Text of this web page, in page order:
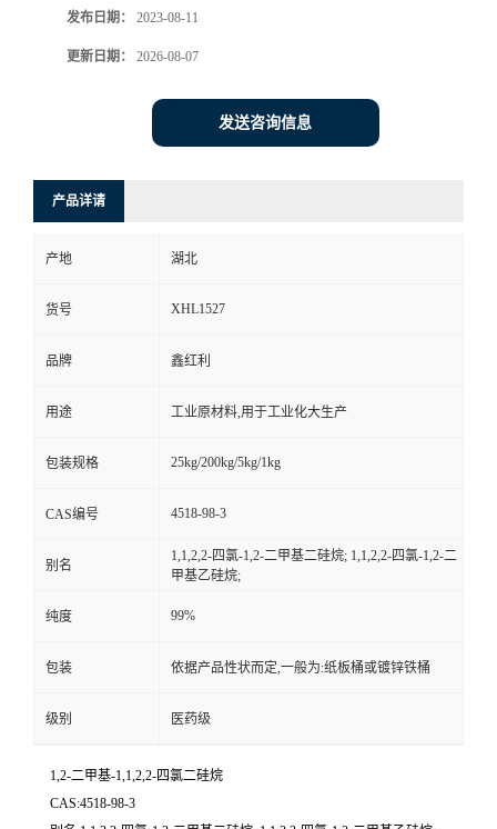
发布日期： 2023-08-11
更新日期： 2026-08-07
发送咨询信息
产品详请
产地 湖北
货号 XHL1527
品牌 鑫红利
用途 工业原材料,用于工业化大生产
包装规格 25kg/200kg/5kg/1kg
CAS编号 4518-98-3
别名
1,1,2,2-四氯-1,2-二甲基二硅烷; 1,1,2,2-四氯-1,2-二
甲基乙硅烷;
纯度 99%
包装 依据产品性状而定,一般为:纸板桶或镀锌铁桶
级别 医药级
1,2-二甲基-1,1,2,2-四氯二硅烷
CAS:4518-98-3